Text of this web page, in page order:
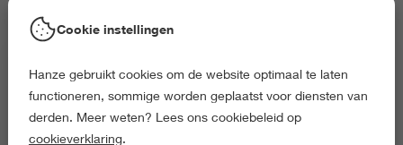
Cookie instellingen
Hanze gebruikt cookies om de website optimaal te laten
functioneren, sommige worden geplaatst voor diensten van
derden. Meer weten? Lees ons cookiebeleid op
cookieverklaring.